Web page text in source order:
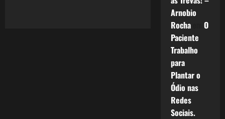
Arnobio
Rochaem O
Paciente
Trabalho
para
Plantar o
Ódio nas
Redes
Sociais.